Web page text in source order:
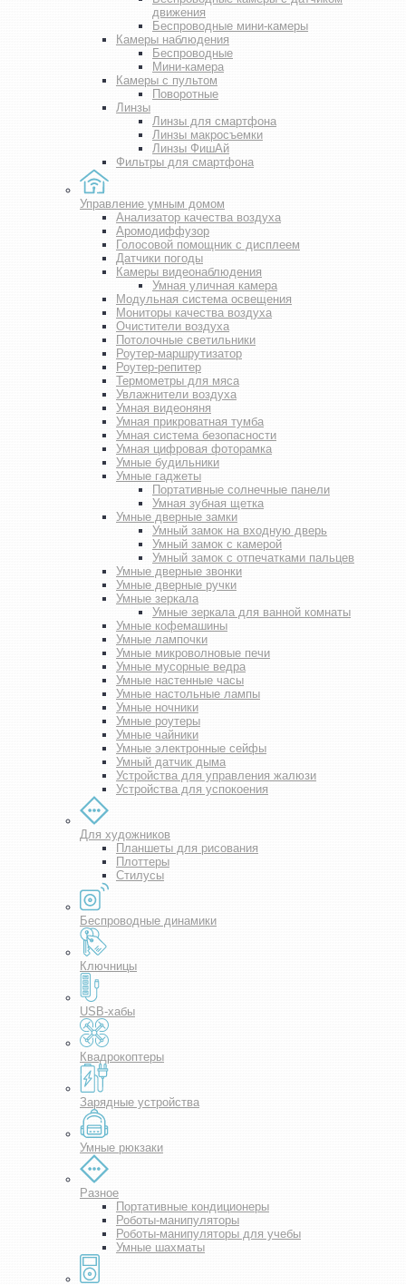
движения
Беспроводные мини-камеры
Камеры наблюдения
Беспроводные
Мини-камера
Камеры с пультом
Поворотные
Линзы
Линзы для смартфона
Линзы макросъемки
Линзы ФишАй
Фильтры для смартфона
Управление умным домом
Анализатор качества воздуха
Аромодиффузор
Голосовой помощник с дисплеем
Датчики погоды
Камеры видеонаблюдения
Умная уличная камера
Модульная система освещения
Мониторы качества воздуха
Очистители воздуха
Потолочные светильники
Роутер-маршрутизатор
Роутер-репитер
Термометры для мяса
Увлажнители воздуха
Умная видеоняня
Умная прикроватная тумба
Умная система безопасности
Умная цифровая фоторамка
Умные будильники
Умные гаджеты
Портативные солнечные панели
Умная зубная щетка
Умные дверные замки
Умный замок на входную дверь
Умный замок с камерой
Умный замок с отпечатками пальцев
Умные дверные звонки
Умные дверные ручки
Умные зеркала
Умные зеркала для ванной комнаты
Умные кофемашины
Умные лампочки
Умные микроволновые печи
Умные мусорные ведра
Умные настенные часы
Умные настольные лампы
Умные ночники
Умные роутеры
Умные чайники
Умные электронные сейфы
Умный датчик дыма
Устройства для управления жалюзи
Устройства для успокоения
Для художников
Планшеты для рисования
Плоттеры
Стилусы
Беспроводные динамики
Ключницы
USB-хабы
Квадрокоптеры
Зарядные устройства
Умные рюкзаки
Разное
Портативные кондиционеры
Роботы-манипуляторы
Роботы-манипуляторы для учебы
Умные шахматы